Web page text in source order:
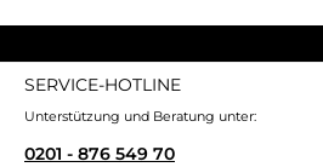
SERVICE-HOTLINE
Unterstützung und Beratung unter:
0201 - 876 549 70